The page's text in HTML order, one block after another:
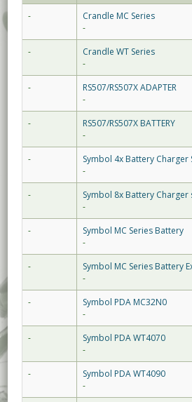
-
Crandle MC Series
-
-
Crandle WT Series
-
-
RS507/RS507X ADAPTER
-
-
RS507/RS507X BATTERY
-
-
Symbol 4x Battery Charger
-
-
Symbol 8x Battery Charger
-
-
Symbol MC Series Battery
-
-
Symbol MC Series Battery
-
-
Symbol PDA MC32N0
-
-
Symbol PDA WT4070
-
-
Symbol PDA WT4090
-